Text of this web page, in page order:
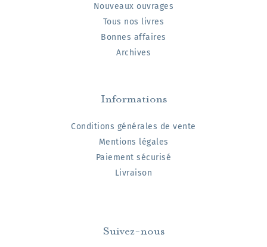
Nouveaux ouvrages
Tous nos livres
Bonnes affaires
Archives
Informations
Conditions générales de vente
Mentions légales
Paiement sécurisé
Livraison
Suivez-nous